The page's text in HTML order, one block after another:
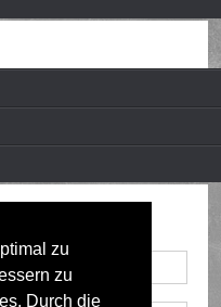
zu
zu
Durch die